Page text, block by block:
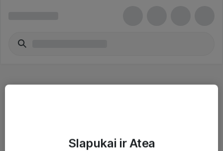
Slapukai ir Atea